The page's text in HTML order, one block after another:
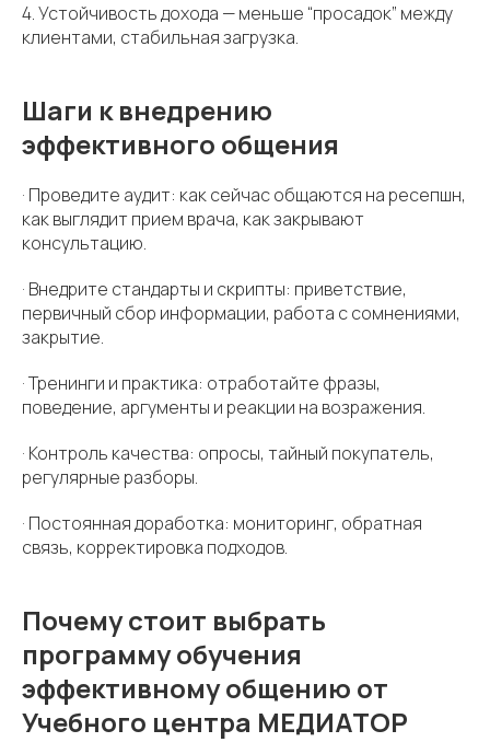
4. Устойчивость дохода — меньше “просадок” между
клиентами, стабильная загрузка.
Шаги к внедрению
эффективного общения
· Проведите аудит: как сейчас общаются на ресепшн,
как выглядит прием врача, как закрывают
консультацию.
· Внедрите стандарты и скрипты: приветствие,
первичный сбор информации, работа с сомнениями,
закрытие.
· Тренинги и практика: отработайте фразы,
поведение, аргументы и реакции на возражения.
· Контроль качества: опросы, тайный покупатель,
регулярные разборы.
· Постоянная доработка: мониторинг, обратная
связь, корректировка подходов.
Почему стоит выбрать
программу обучения
эффективному общению от
Учебного центра МЕДИАТОР